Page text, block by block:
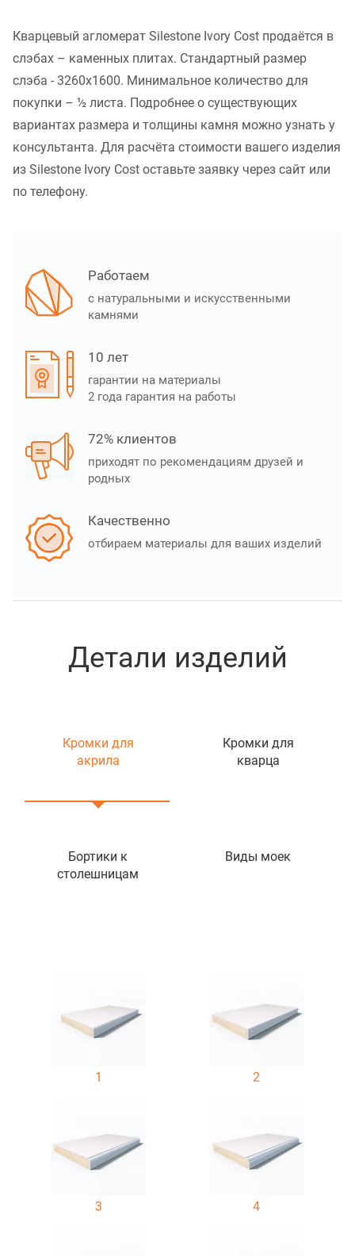
Кварцевый агломерат Silestone Ivory Cost продаётся в
слэбах – каменных плитах. Стандартный размер
слэба - 3260x1600. Минимальное количество для
покупки – ½ листа. Подробнее о существующих
вариантах размера и толщины камня можно узнать у
консультанта. Для расчёта стоимости вашего изделия
из Silestone Ivory Cost оставьте заявку через сайт или
по телефону.
Работаем
с натуральными и искусственными
камнями
10 лет
гарантии на материалы
2 года гарантия на работы
72% клиентов
приходят по рекомендациям друзей и
родных
Качественно
отбираем материалы для ваших изделий
Детали изделий
Кромки для
акрила
Кромки для
кварца
Бортики к
столешницам
Виды моек
1 2
3 4